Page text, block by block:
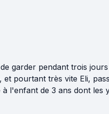
garder pendant trois
et pourtant très vite Eli,
l'enfant de 3 ans dont les